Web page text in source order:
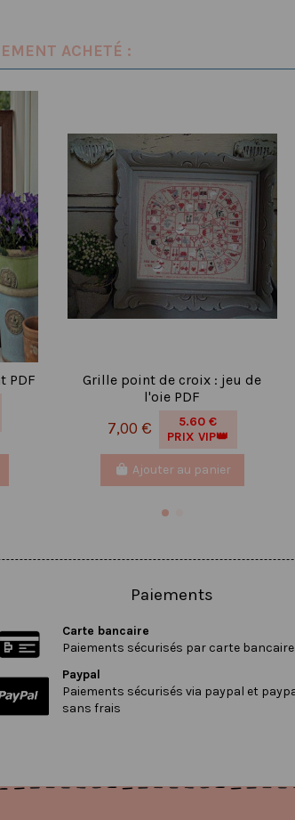
ACHETÉ :
PDF
Grille point de croix : jeu de
l'oie PDF
7,00 €
5.60 €
PRIX VIP👑
Ajouter au panier
Paiements
Carte bancaire
Paiements sécurisés par carte bancaire
Paypal
Paiements sécurisés via paypal et
sans frais